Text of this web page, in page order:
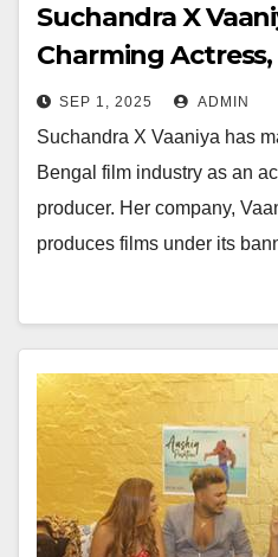
Suchandra X
Charming
And Producer In
Industry
SEP 1, 2025 ADMIN
Suchandra X Vaaniya has
Bengal film industry as an
producer. Her company,
produces films under its